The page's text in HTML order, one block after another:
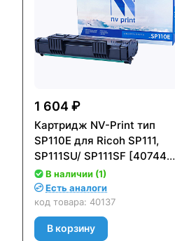
1 604 ₽
Картридж NV-Print тип
SP110E для Ricoh SP111,
SP111SU/ SP111SF [407442]
(2000стр.)
В наличии (1)
Есть аналоги
код товара: 40137
В корзину